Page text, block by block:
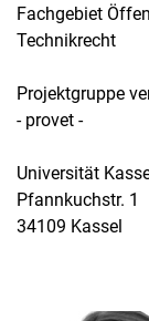
Fachgebiet
Technikrecht
Projektgruppe
- provet -
Universität
Pfannkuchstr. 1
34109 Kassel